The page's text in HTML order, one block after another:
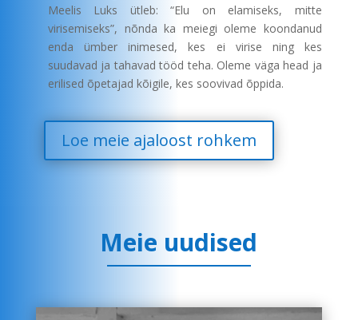
Meelis Luks ütleb: “Elu on elamiseks, mitte
virisemiseks”, nõnda ka meiegi oleme koondanud
enda ümber inimesed, kes ei virise ning kes
suudavad ja tahavad tööd teha. Oleme väga head ja
erilised õpetajad kõigile, kes soovivad õppida.
Loe meie ajaloost rohkem
Meie uudised